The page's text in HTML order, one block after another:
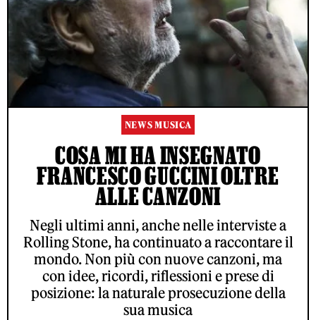
NEWS MUSICA
COSA MI HA INSEGNATO
FRANCESCO GUCCINI OLTRE
ALLE CANZONI
Negli ultimi anni, anche nelle interviste a
Rolling Stone, ha continuato a raccontare il
mondo. Non più con nuove canzoni, ma
con idee, ricordi, riflessioni e prese di
posizione: la naturale prosecuzione della
sua musica